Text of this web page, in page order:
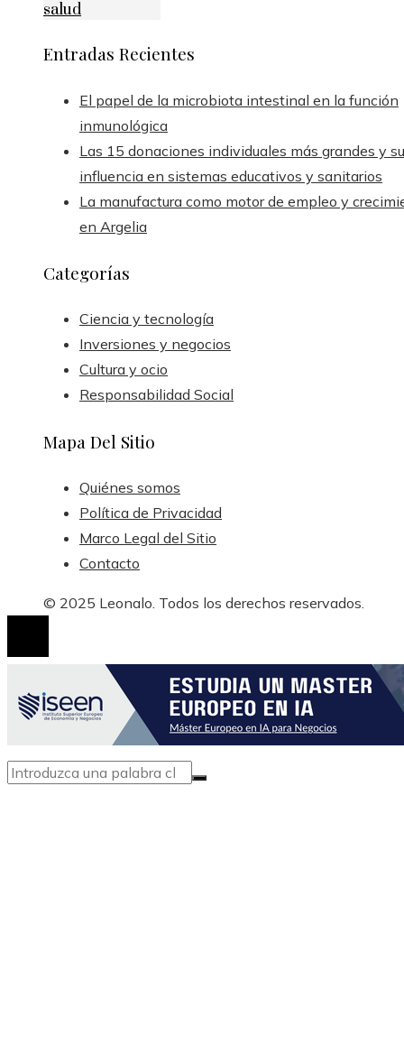
salud
Entradas Recientes
El papel de la microbiota intestinal en la función
inmunológica
Las 15 donaciones individuales más grandes y su
influencia en sistemas educativos y sanitarios
La manufactura como motor de empleo y
en Argelia
Categorías
Ciencia y tecnología
Inversiones y negocios
Cultura y ocio
Responsabilidad Social
Mapa Del Sitio
Quiénes somos
Política de Privacidad
Marco Legal del Sitio
Contacto
© 2025 Leonalo. Todos los derechos reservados.